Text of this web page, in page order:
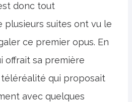
donc tout
plusieurs suites ont vu le
ce premier opus. En
offrait sa première
qui proposait
avec quelques